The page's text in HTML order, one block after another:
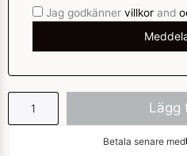
Jag godkänner villkor and
Lägg
Betala senare med